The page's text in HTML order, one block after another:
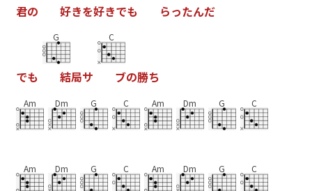
君の 好きを好きでも らったんだ
でも
G
結局サ
C
ブの勝ち
Am Dm G C Am Dm G C
Am Dm G C Am Dm G C